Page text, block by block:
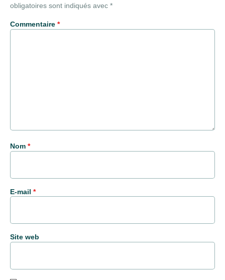
obligatoires sont indiqués avec *
Commentaire *
Nom *
E-mail *
Site web